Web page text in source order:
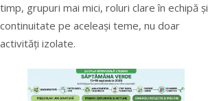
timp, grupuri mai mici, roluri clare în echipă și
continuitate pe aceleași teme, nu doar
activități izolate.